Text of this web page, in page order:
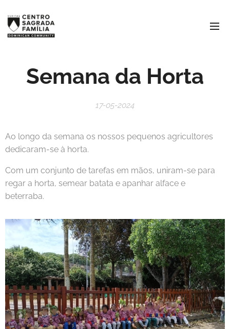
Semana da Horta
17-05-2024
Ao longo da semana os nossos pequenos agricultores
dedicaram-se à horta.
Com um conjunto de tarefas em mãos, uniram-se para
regar a horta, semear batata e apanhar alface e
beterraba.